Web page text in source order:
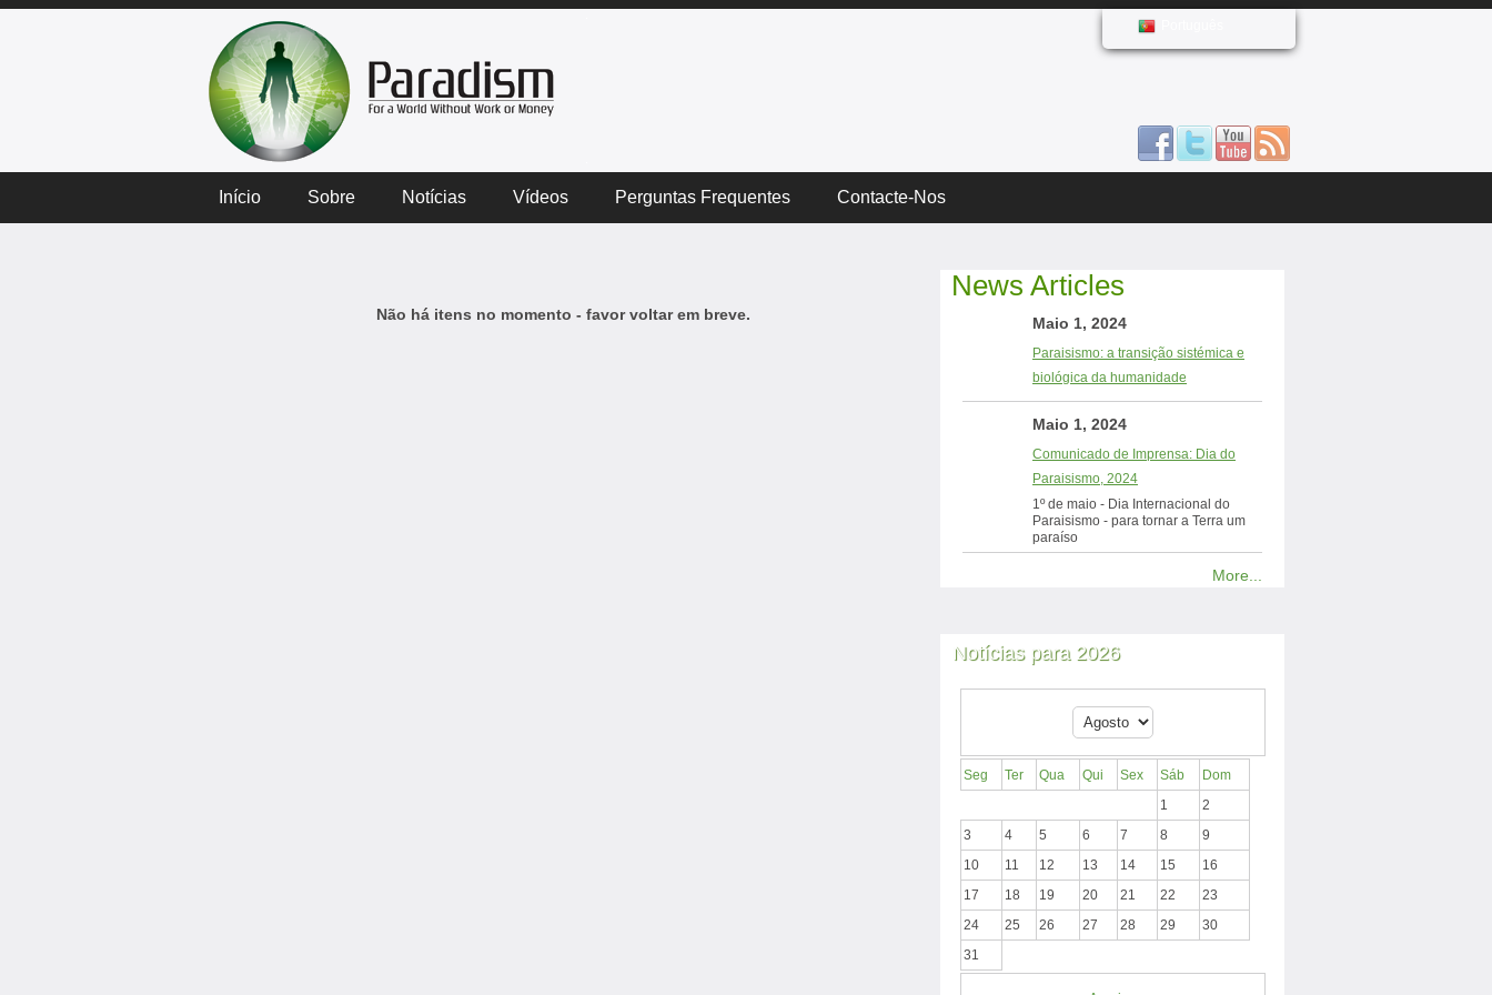
Início Sobre Notícias Vídeos Perguntas Frequentes Contacte-Nos
Não há itens no momento - favor voltar em breve.
News Articles
Maio 1, 2024
Paraisismo: a transição sistémica e
biológica da humanidade
Maio 1, 2024
Comunicado de Imprensa: Dia do
Paraisismo, 2024
1º de maio - Dia Internacional do
Paraisismo - para tornar a Terra um
paraíso
More...
Notícias para 2026
Seg Ter Qua Qui Sex Sáb
Dom
1
2
3
4 5 6 7 8
9
10
11 12 13 14 15
16
17
18 19 20 21 22
23
24
25 26 27 28 29
30
31